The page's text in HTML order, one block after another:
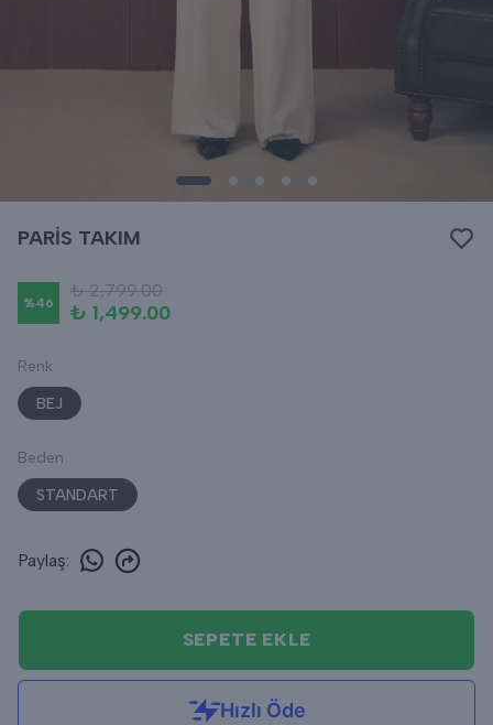
PARİS TAKIM
%46
₺ 2,799.00
₺ 1,499.00
Renk
BEJ
Beden
STANDART
Paylaş:
SEPETE EKLE